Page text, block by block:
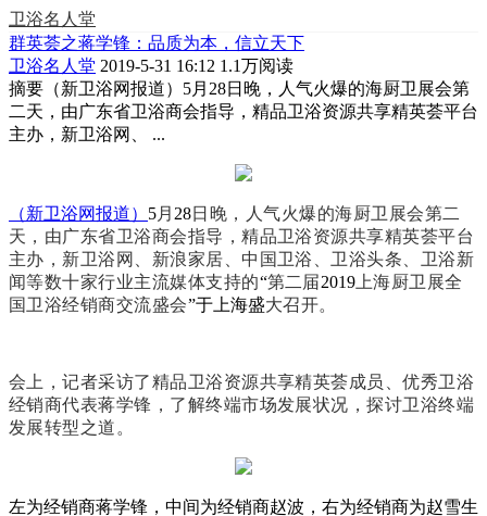
卫浴名人堂
群英荟之蒋学锋：品质为本，信立天下
卫浴名人堂 2019-5-31 16:12 1.1万阅读
摘要 （新卫浴网报道）5月28日晚，人气火爆的海厨卫展会第
二天，由广东省卫浴商会指导，精品卫浴资源共享精英荟平台
主办，新卫浴网、 ...
（新卫浴网报道） 5月 28日晚，人气火爆的海厨卫展会第二
天，由广东省卫浴商会指导，精品卫浴资源共享精英荟平台
主办，新卫浴网、新浪家居、中国卫浴、卫浴头条、卫浴新
闻等数十家行业主流媒体支持的“第二届2019上海厨卫展全
国卫浴经销商交流盛会”于上海盛大召开。
会上，记者采访了精品卫浴资源共享精英荟成员、优秀卫浴
经销商代表蒋学锋，了解终端市场发展状况，探讨卫浴终端
发展转型之道。
左为经销商蒋学锋，中间为经销商赵波，右为经销商为赵雪生